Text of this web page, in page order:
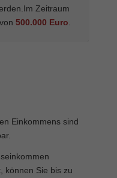
Zeitraum
von500.000 Euro
Einkommens sind
können Sie bis zu